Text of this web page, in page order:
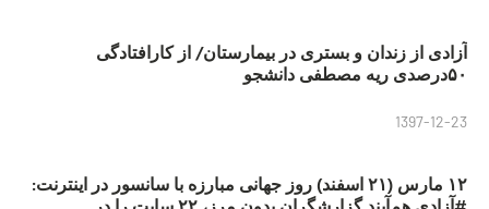
آزادی از زندان و بستری در بیمارستان/ از کارافتادگی
۵۰درصدی ریه مصطفی دانشجو
1397-12-23
۱۲ مارس (۲۱ اسفند) روز جهانی مبارزه با سانسور در اینترنت: